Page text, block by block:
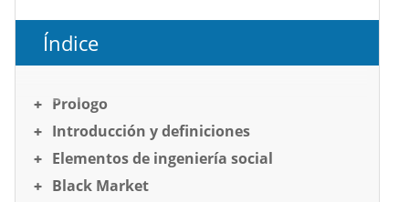
Índice
Prologo
Introducción y definiciones
Elementos de ingeniería social
Black Market